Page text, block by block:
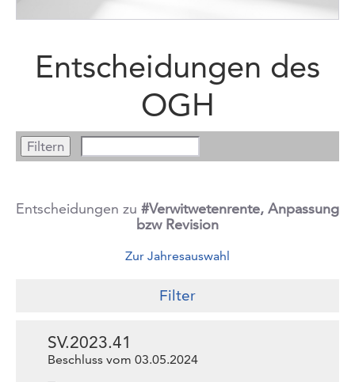
Entscheidungen des
OGH
Entscheidungen zu #Verwitwetenrente, Anpassung
bzw Revision
Zur Jahresauswahl
Filter
SV.2023.41
Beschluss vom 03.05.2024